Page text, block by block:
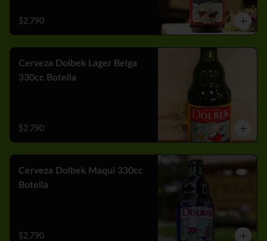
$2.790
Cerveza Dolbek Lager Belga
330cc Botella
$2.790
Cerveza Dolbek Maqui 330cc
Botella
$2.790